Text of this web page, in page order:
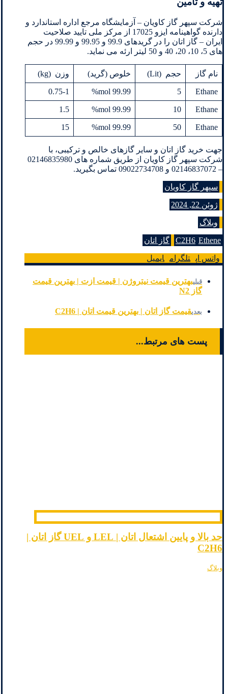
شرکت سپهر گاز کاویان – آزمایشگاه مرجع اداره استاندارد و
دارنده گواهینامه ایزو 17025 از مرکز ملی تایید صلاحیت
ایران – گاز اتان را در گریدهای 99.9 و 99.95 و 99.99 در حجم
های 5، 10، 20، 40 و 50 لیتر ارئه می نماید.
نام گاز حجم (Lit) خلوص (گرید) وزن (kg)
Ethane
5
99.99 mol%
0.75-1
Ethane
10
99.99 mol%
1.5
Ethane
50
99.99 mol%
15
جهت خرید گاز اتان و سایر گازهای خالص و ترکیبی، با
شرکت سپهر گاز کاویان از طریق شماره های 02146835980
– 02146837072 و 09022734708 تماس بگیرید.
سپهر گاز کاویان
ژوئن 22, 2024
وبلاگ
C2H6 Ethene گاز اتان
واتس اپ تلگرام ایمیل
قبلیبهترین قیمت نیتروژن | قیمت ازت | بهترین قیمت
گاز N2
بعدیقیمت گاز اتان | بهترین قیمت اتان | C2H6
پست های مرتبط...
حد بالا و پایین اشتعال اتان | LEL و UEL گاز اتان |
C2H6
وبلاگ